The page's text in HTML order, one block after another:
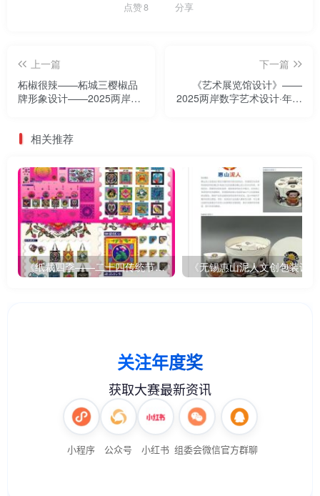
点赞8 分享
上一篇
柘椒很辣——柘城三樱椒品
牌形象设计——2025两岸数
下一篇
《艺术展览馆设计》——
2025两岸数字艺术设计·年度
相关推荐
《纸裁四季——二十四传统节气文创设计》 《无锡惠山泥人文创包装设